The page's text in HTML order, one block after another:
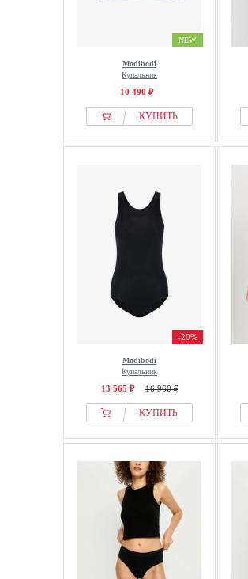
NEW
Modibodi
Купальник
10 490 ₽
КУПИТЬ
-20%
Modibodi
Купальник
13 565 ₽ 16 960 ₽
КУПИТЬ